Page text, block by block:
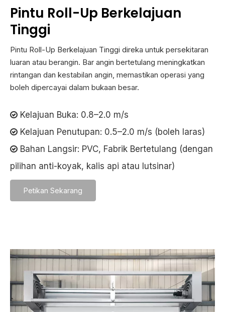
Pintu Roll-Up Berkelajuan
Tinggi
Pintu Roll-Up Berkelajuan Tinggi direka untuk persekitaran
luaran atau berangin. Bar angin bertetulang meningkatkan
rintangan dan kestabilan angin, memastikan operasi yang
boleh dipercayai dalam bukaan besar.
 Kelajuan Buka: 0.8–2.0 m/s
 Kelajuan Penutupan: 0.5–2.0 m/s (boleh laras)
 Bahan Langsir: PVC, Fabrik Bertetulang (dengan
pilihan anti-koyak, kalis api atau lutsinar)
Petikan Sekarang